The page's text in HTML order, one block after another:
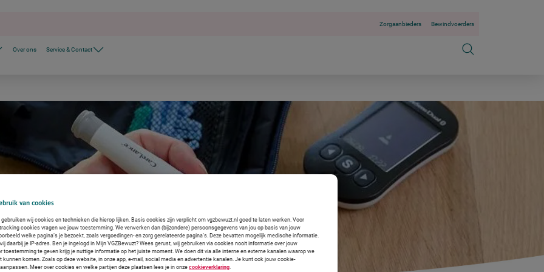
Zorgaanbieders Bewindvoerders
Over ons Service & Contact
van cookies
gebruiken wij cookies en technieken die hierop lijken. Basis cookies zijn verplicht om vgzbewuzt.nl goed te laten werken. Voor
cookies vragen we jouw toestemming. We verwerken dan (bijzondere) persoonsgegevens van jou op basis van jouw
welke pagina’s je bezoekt, zoals vergoedingen- en zorg gerelateerde pagina’s. Deze bevatten mogelijk medische informatie.
daarbij je IP-adres. Ben je ingelogd in Mijn VGZBewuzt? Wees gerust, wij gebruiken via cookies nooit informatie over jouw
toestemming te geven krijg je nuttige informatie op het juiste moment. We doen dit via alle interne en externe kanalen waarop we
kunnen komen. Zoals op deze website, in onze app, e-mail, social media en advertentie kanalen. Je kunt ook jouw cookie-
Meer over cookies en welke partijen deze plaatsen lees je in onze cookieverklaring.